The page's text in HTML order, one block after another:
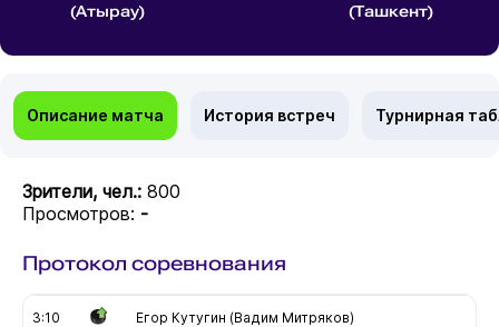
(Атырау)
(Ташкент)
Описание матча История встреч Турнирная
Зрители, чел.: 800
Просмотров: -
Протокол соревнования
3:10 Егор Кутугин (Вадим Митряков)